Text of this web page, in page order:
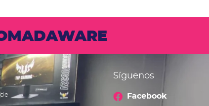
Síguenos
Facebook